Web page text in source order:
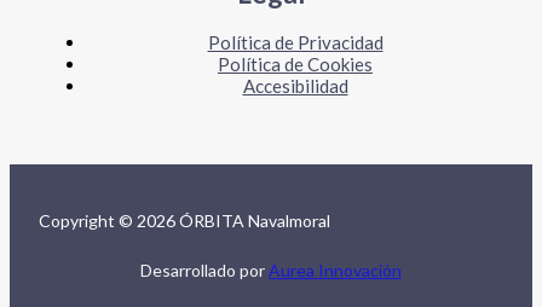
Política de Privacidad
Política de Cookies
Accesibilidad
Copyright © 2026 ÓRBITA Navalmoral
Desarrollado porAurea Innovación